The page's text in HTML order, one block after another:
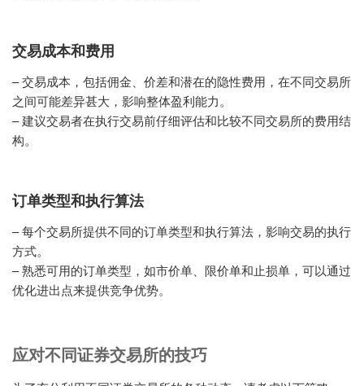
交易成本和费用
– 交易成本，包括佣金、价差和潜在的隐性费用，在不同交易所
之间可能差异甚大，影响整体盈利能力。
– 建议交易者在执行交易前仔细评估和比较不同交易所的费用结
构。
订单类型和执行算法
– 每个交易所提供不同的订单类型和执行算法，影响交易的执行
方式。
– 熟悉可用的订单类型，如市价单、限价单和止损单，可以通过
优化进出点来提供竞争优势。
应对不同证券交易所的技巧